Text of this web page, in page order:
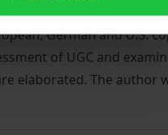
for video-based user-
German and U.S.
of UGC and
elaborated. The author